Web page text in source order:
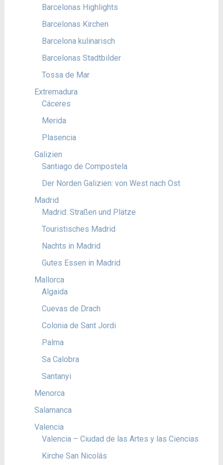
Barcelonas Highlights
Barcelonas Kirchen
Barcelona kulinarisch
Barcelonas Stadtbilder
Tossa de Mar
Extremadura
Cáceres
Merida
Plasencia
Galizien
Santiago de Compostela
Der Norden Galizien: von West nach Ost
Madrid
Madrid: Straßen und Plätze
Touristisches Madrid
Nachts in Madrid
Gutes Essen in Madrid
Mallorca
Algaida
Cuevas de Drach
Colonia de Sant Jordi
Palma
Sa Calobra
Santanyi
Menorca
Salamanca
Valencia
Valencia – Ciudad de las Artes y las Ciencias
Kirche San Nicolás